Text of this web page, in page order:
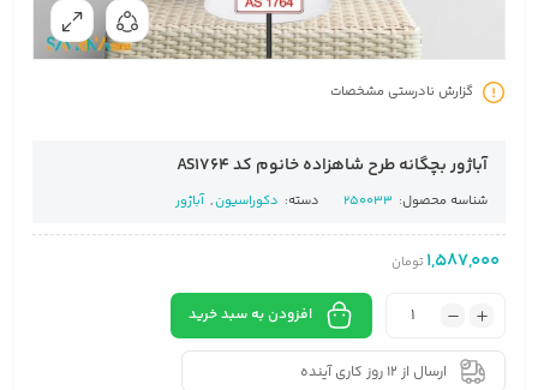
گزارش نادرستی مشخصات
آباژور بچگانه طرح شاهزاده خانوم کد AS1764
شناسه محصول: 250033 دسته: دکوراسیون, آباژور
1,587,000 تومان
افزودن به سبد خرید
ارسال از 12 روز کاری آینده